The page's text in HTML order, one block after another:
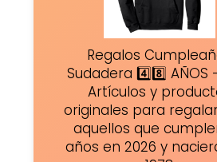
Regalos
Sudadera 4️⃣8️⃣ AÑOS
Artículos y
originales para
aquellos que
años en 2026 y